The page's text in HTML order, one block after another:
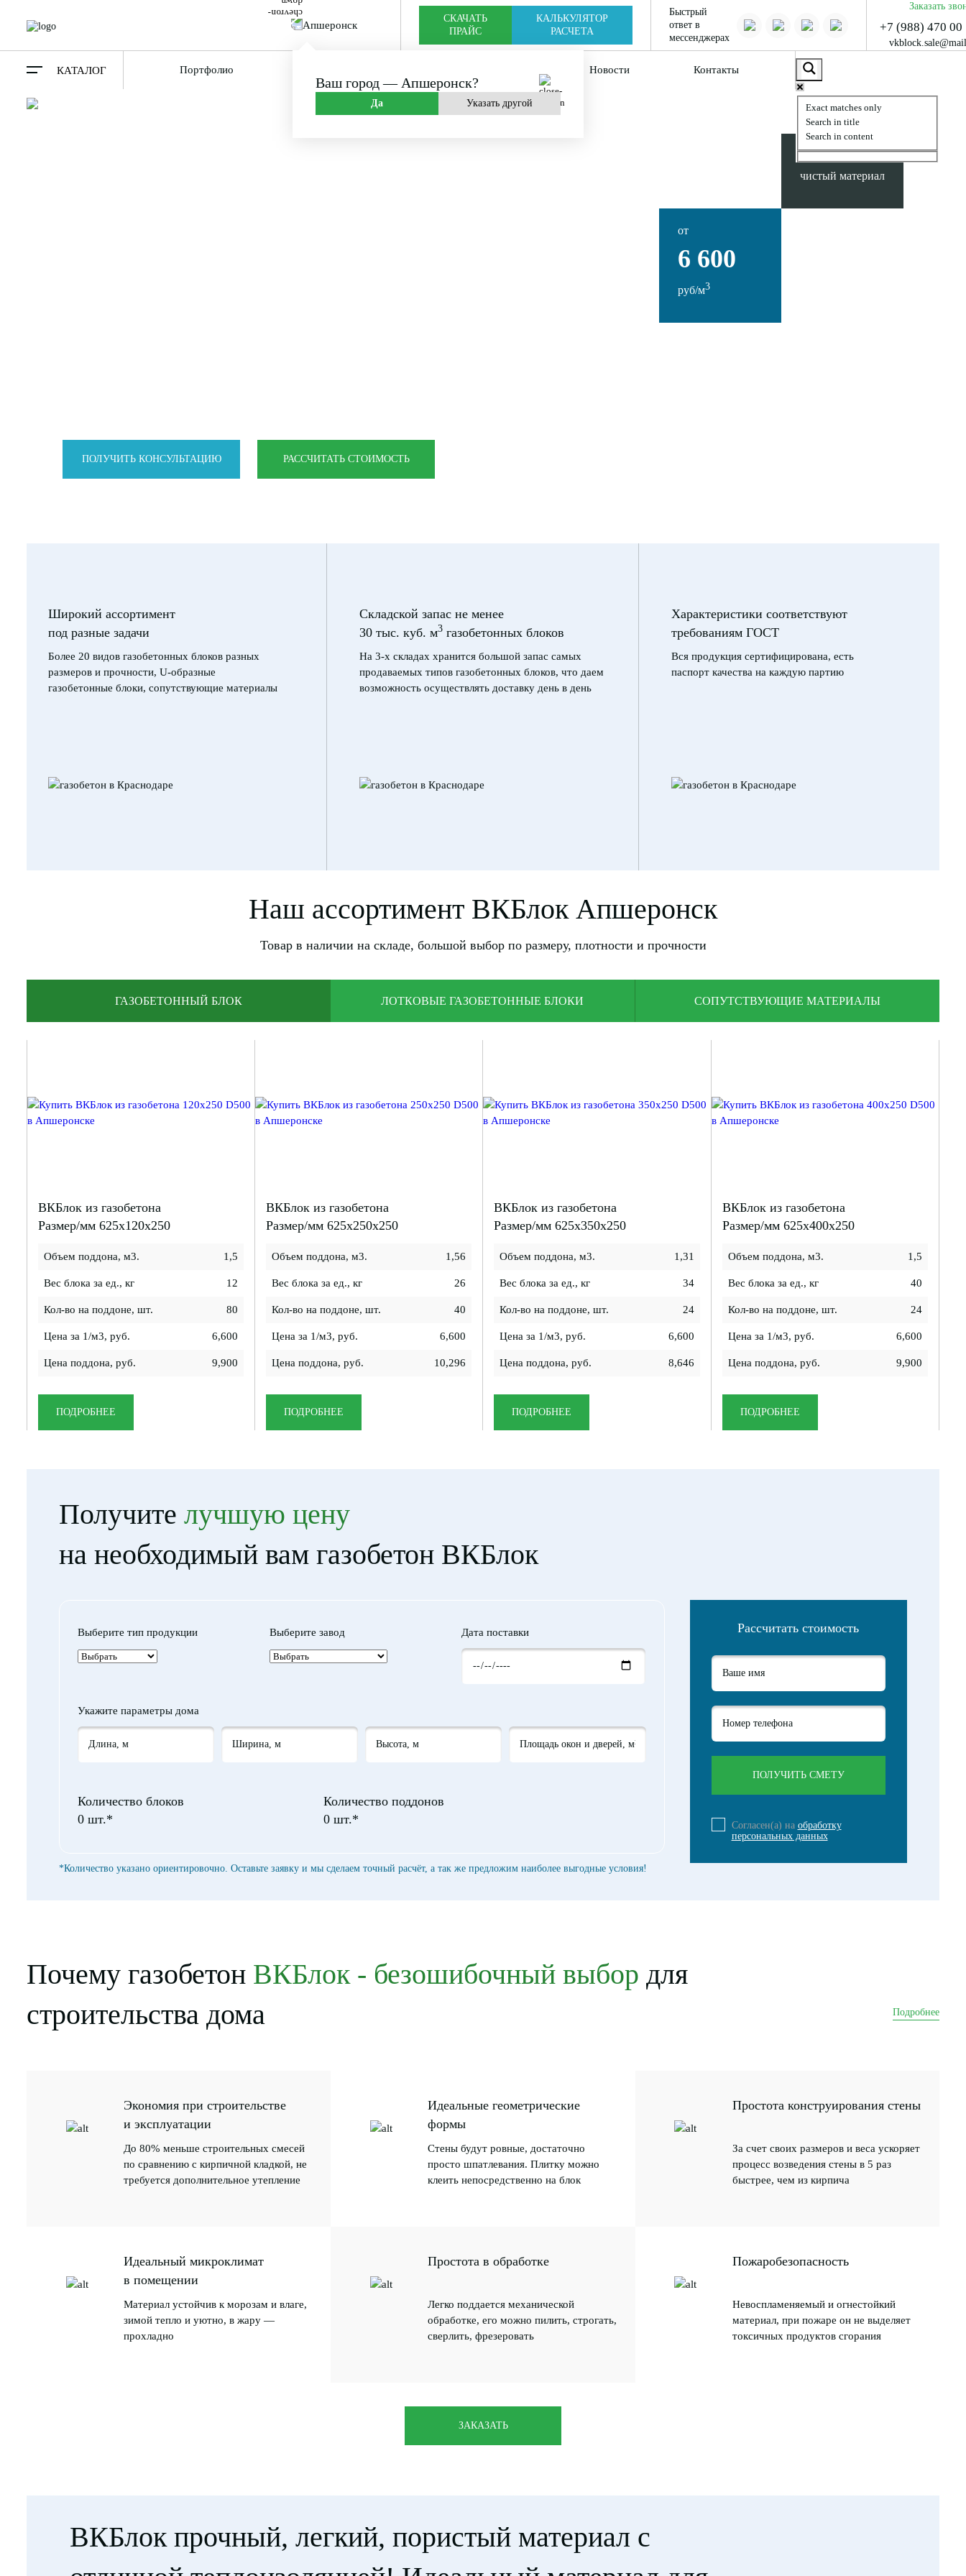
Апшеронск
Ваш город — Апшеронск?
Да Указать другой
CКАЧАТЬ
ПРАЙС
КАЛЬКУЛЯТОР
РАСЧЕТА
Быстрый
ответ в
мессенджерах
Заказать
+7 (988) 470 00
КАТАЛОГ Портфолио Новости Контакты
Exact matches only
Search in title
Search in content
ПОЛУЧИТЬ КОНСУЛЬТАЦИЮ РАССЧИТАТЬ СТОИМОСТЬ
экологически
чистый материал
от
6 600
руб/м3
Широкий ассортимент
под разные задачи
Более 20 видов газобетонных блоков разных
размеров и прочности, U-образные
газобетонные блоки, сопутствующие материалы
Складской запас не менее
30 тыс. куб. м3 газобетонных блоков
На 3-х складах хранится большой запас самых
продаваемых типов газобетонных блоков, что даем
возможность осуществлять доставку день в день
Характеристики соответствуют
требованиям ГОСТ
Вся продукция сертифицирована, есть
паспорт качества на каждую партию
Наш ассортимент ВКБлок Апшеронск
Товар в наличии на складе, большой выбор по размеру, плотности и прочности
ГАЗОБЕТОННЫЙ БЛОК ЛОТКОВЫЕ ГАЗОБЕТОННЫЕ БЛОКИ СОПУТСТВУЮЩИЕ МАТЕРИАЛЫ
ВКБлок из газобетона
Размер/мм 625x120x250
Объем поддона, м3. 1,5
Вес блока за ед., кг 12
Кол-во на поддоне, шт. 80
Цена за 1/м3, руб. 6,600
Цена поддона, руб. 9,900
ПОДРОБНЕЕ
ВКБлок из газобетона
Размер/мм 625x250x250
Объем поддона, м3. 1,56
Вес блока за ед., кг 26
Кол-во на поддоне, шт. 40
Цена за 1/м3, руб. 6,600
Цена поддона, руб. 10,296
ПОДРОБНЕЕ
ВКБлок из газобетона
Размер/мм 625x350x250
Объем поддона, м3. 1,31
Вес блока за ед., кг 34
Кол-во на поддоне, шт. 24
Цена за 1/м3, руб. 6,600
Цена поддона, руб. 8,646
ПОДРОБНЕЕ
ВКБлок из газобетона
Размер/мм 625x400x250
Объем поддона, м3. 1,5
Вес блока за ед., кг 40
Кол-во на поддоне, шт. 24
Цена за 1/м3, руб. 6,600
Цена поддона, руб. 9,900
ПОДРОБНЕЕ
Получите лучшую цену
на необходимый вам газобетон ВКБлок
Выберите тип продукции Выберите завод Дата поставки
Укажите параметры дома
Количество блоков
0 шт.*
Количество поддонов
0шт.*
*Количество указано ориентировочно. Оставьте заявку и мы сделаем точный расчёт, а так же предложим наиболее выгодные условия!
Рассчитать стоимость
Согласен(а) на обработку
персональных данных
Почему газобетон ВКБлок - безошибочный выбор для
строительства дома
Подробнее
Экономия при строительстве
и эксплуатации
До 80% меньше строительных смесей
по сравнению с кирпичной кладкой, не
требуется дополнительное утепление
Идеальные геометрические
формы
Стены будут ровные, достаточно
просто шпатлевания. Плитку можно
клеить непосредственно на блок
Простота конструирования стены
За счет своих размеров и веса ускоряет
процесс возведения стены в 5 раз
быстрее, чем из кирпича
Идеальный микроклимат
в помещении
Материал устойчив к морозам и влаге,
зимой тепло и уютно, в жару —
прохладно
Простота в обработке
Легко поддается механической
обработке, его можно пилить, строгать,
сверлить, фрезеровать
Пожаробезопасность
Невоспламеняемый и огнестойкий
материал, при пожаре он не выделяет
токсичных продуктов сгорания
ЗАКАЗАТЬ
ВКБлок прочный, легкий, пористый материал с